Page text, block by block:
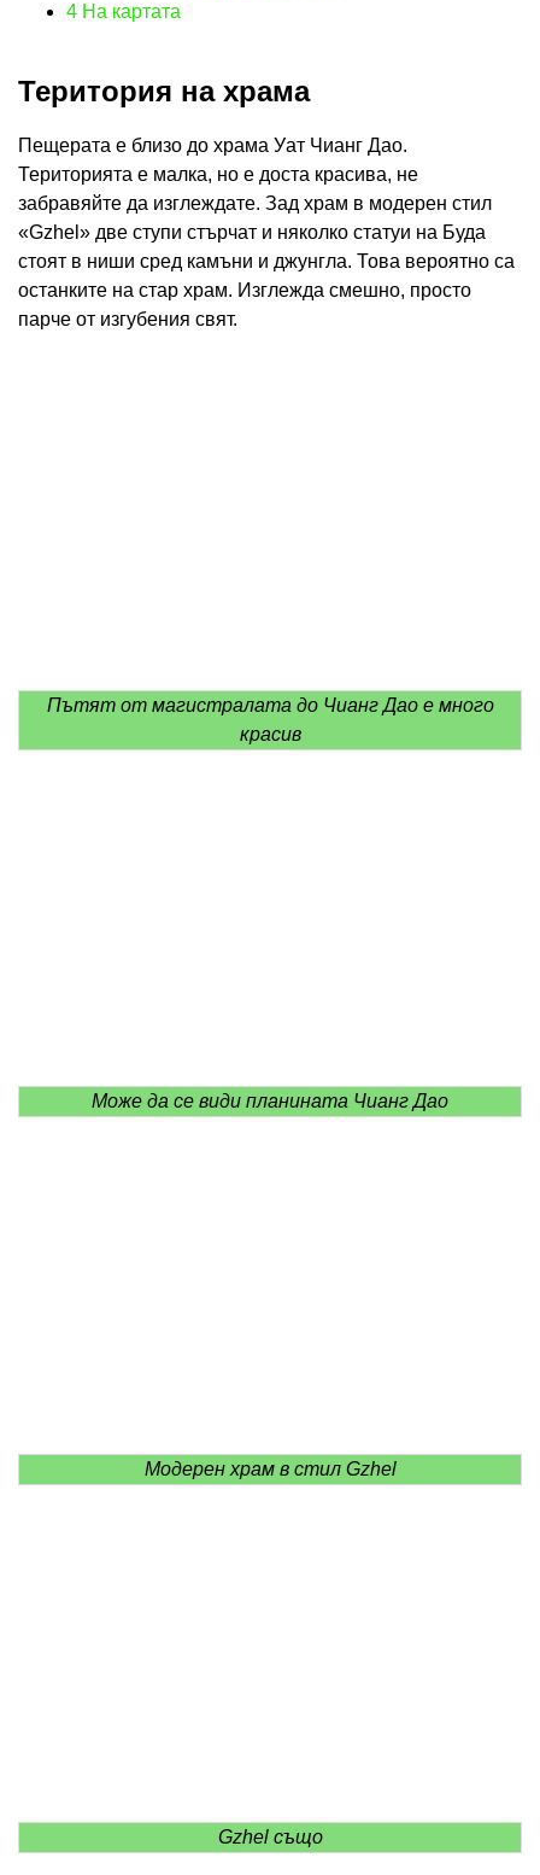
4 На картата
Територия на храма
Пещерата е близо до храма Уат Чианг Дао.
Територията е малка, но е доста красива, не
забравяйте да изглеждате. Зад храм в модерен стил
«Gzhel» две ступи стърчат и няколко статуи на Буда
стоят в ниши сред камъни и джунгла. Това вероятно са
останките на стар храм. Изглежда смешно, просто
парче от изгубения свят.
Пътят от магистралата до Чианг Дао е много
красив
Може да се види планината Чианг Дао
Модерен храм в стил Gzhel
Gzhel също